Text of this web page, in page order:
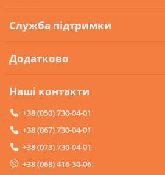
Служба підтримки
Додатково
Наші контакти
+38 (050) 730-04-01
+38 (067) 730-04-01
+38 (073) 730-04-01
+38 (068) 416-30-06